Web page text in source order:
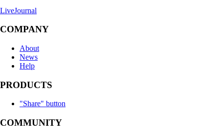
LiveJournal
COMPANY
About
News
Help
PRODUCTS
"Share" button
COMMUNITY